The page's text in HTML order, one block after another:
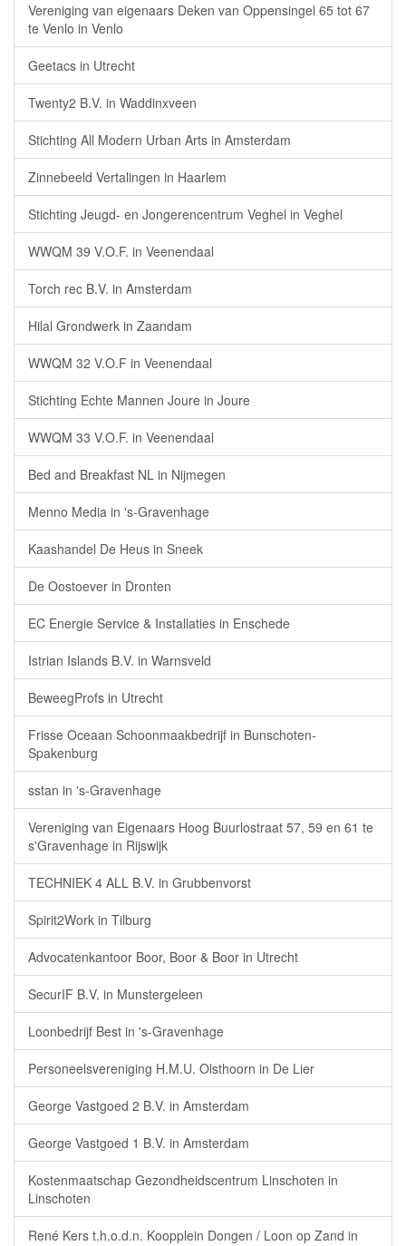
Vereniging van eigenaars Deken van Oppensingel 65 tot 67
te Venlo in Venlo
Geetacs in Utrecht
Twenty2 B.V. in Waddinxveen
Stichting All Modern Urban Arts in Amsterdam
Zinnebeeld Vertalingen in Haarlem
Stichting Jeugd- en Jongerencentrum Veghel in Veghel
WWQM 39 V.O.F. in Veenendaal
Torch rec B.V. in Amsterdam
Hilal Grondwerk in Zaandam
WWQM 32 V.O.F in Veenendaal
Stichting Echte Mannen Joure in Joure
WWQM 33 V.O.F. in Veenendaal
Bed and Breakfast NL in Nijmegen
Menno Media in 's-Gravenhage
Kaashandel De Heus in Sneek
De Oostoever in Dronten
EC Energie Service & Installaties in Enschede
Istrian Islands B.V. in Warnsveld
BeweegProfs in Utrecht
Frisse Oceaan Schoonmaakbedrijf in Bunschoten-
Spakenburg
sstan in 's-Gravenhage
Vereniging van Eigenaars Hoog Buurlostraat 57, 59 en 61 te
s'Gravenhage in Rijswijk
TECHNIEK 4 ALL B.V. in Grubbenvorst
Spirit2Work in Tilburg
Advocatenkantoor Boor, Boor & Boor in Utrecht
SecurIF B.V. in Munstergeleen
Loonbedrijf Best in 's-Gravenhage
Personeelsvereniging H.M.U. Olsthoorn in De Lier
George Vastgoed 2 B.V. in Amsterdam
George Vastgoed 1 B.V. in Amsterdam
Kostenmaatschap Gezondheidscentrum Linschoten in
Linschoten
René Kers t.h.o.d.n. Koopplein Dongen / Loon op Zand in